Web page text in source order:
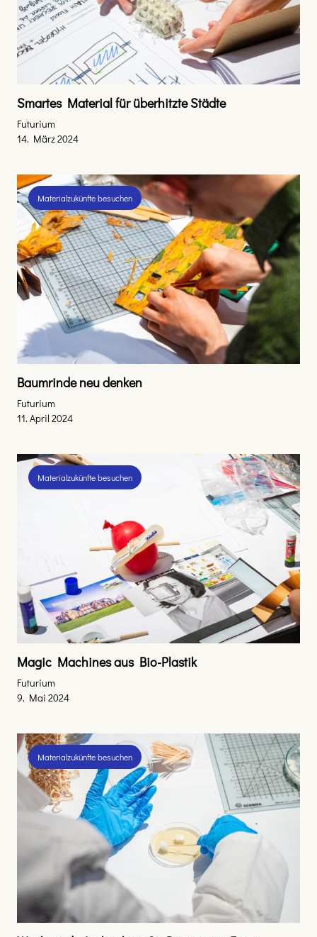
Smartes Material für überhitzte Städte
Futurium
14. März 2024
Materialzukünfte besuchen
Baumrinde neu denken
Futurium
11. April 2024
Materialzukünfte besuchen
Magic Machines aus Bio-Plastik
Futurium
9. Mai 2024
Materialzukünfte besuchen